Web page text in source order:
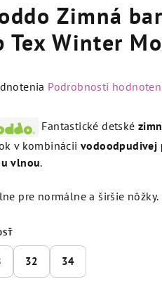
Zimná
Tex Winter
Podrobnosti
Fantastické detské
v kombináciivodoodpudivej
vlnou.
pre normálne a širšie nôžky.
32 34